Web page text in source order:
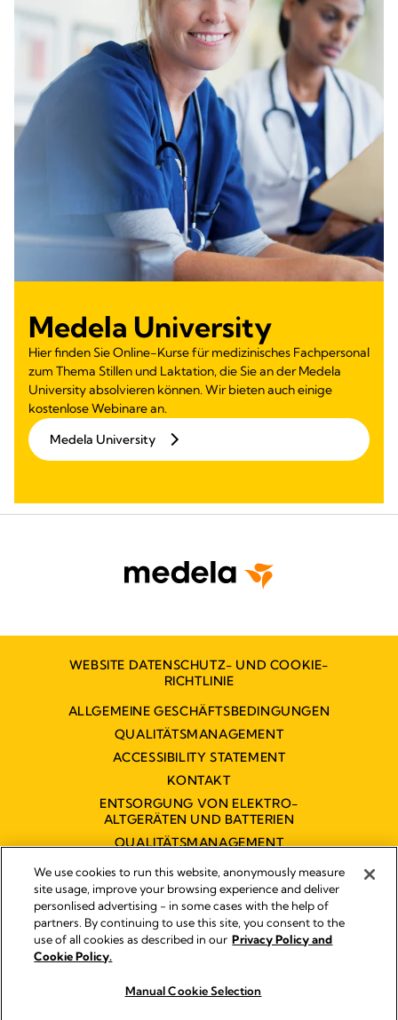
Medela University
Hier finden Sie Online-Kurse für medizinisches Fachpersonal
zum Thema Stillen und Laktation, die Sie an der Medela
University absolvieren können. Wir bieten auch einige
kostenlose Webinare an.
Medela University
WEBSITE DATENSCHUTZ- UND COOKIE-
RICHTLINIE
ALLGEMEINE GESCHÄFTSBEDINGUNGEN
QUALITÄTSMANAGEMENT
ACCESSIBILITY STATEMENT
KONTAKT
ENTSORGUNG VON ELEKTRO-
ALTGERÄTEN UND BATTERIEN
QUALITÄTSMANAGEMENT
BARRIEREFREIHEITSERKLÄRUNG
Impressum
Rechtliche Hinweise
We use cookies to run this website, anonymously measure
site usage, improve your browsing experience and deliver
personlised advertising - in some cases with the help of
partners. By continuing to use this site, you consent to the
use of all cookies as described in our Privacy Policy and
Cookie Policy.
Manual Cookie Selection